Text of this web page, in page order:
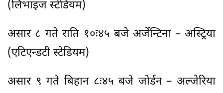
(लिभाइज स्टेडियम)
असार ८ गते राति १०ः४५ बजे अर्जेन्टिना – अस्ट्रिया
(एटिएन्डटी स्टेडियम)
असार ९ गते बिहान ८ः४५ बजे जोर्डन – अल्जेरिया